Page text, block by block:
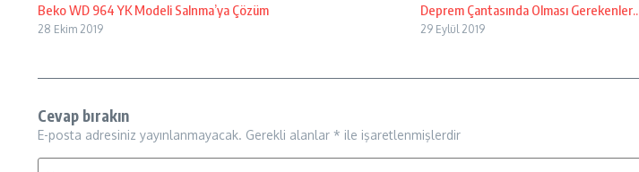
Beko WD 964 YK Modeli Salnma’ya Çözüm
28 Ekim 2019
Deprem Çantasında Olması Gerekenler..
29 Eylül 2019
Cevap bırakın
E-posta adresiniz yayınlanmayacak. Gerekli alanlar * ile işaretlenmişlerdir